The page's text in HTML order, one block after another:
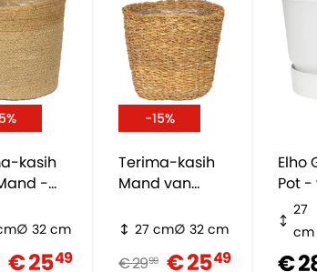
kasih
-
32 cm
€ 2549
-15%
Terima-kasih
Mand van
naturel
27 cm 32 cm
€ 2999 € 2549
Elho Greenville
Pot -
27
cm
€